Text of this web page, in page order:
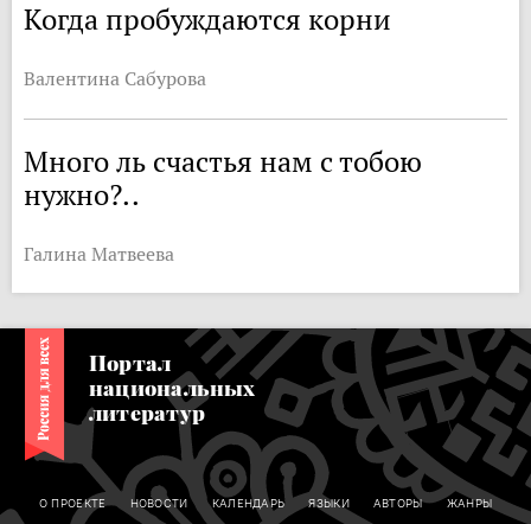
Когда пробуждаются корни
Валентина Сабурова
Много ль счастья нам с тобою
нужно?..
Галина Матвеева
Портал
национальных
литератур
О ПРОЕКТЕ НОВОСТИ КАЛЕНДАРЬ ЯЗЫКИ АВТОРЫ ЖАНРЫ